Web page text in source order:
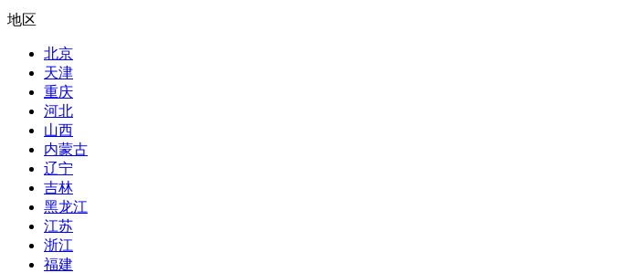
地区
北京
天津
重庆
河北
山西
内蒙古
辽宁
吉林
黑龙江
江苏
浙江
福建